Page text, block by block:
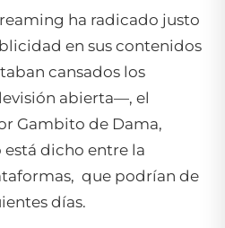
ha radicado justo
en sus contenidos
cansados los
abierta—, el
Gambito de Dama,
dicho entre la
que podrían de
días.